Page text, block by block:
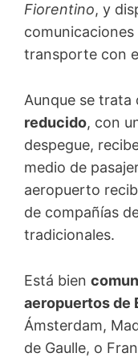
Fiorentino, y
transporte con
Aunque se trata
reducido, con
despegue,
medio de
aeropuerto
de compañías
tradicionales.
Está bien
aeropuertos de
Ámsterdam,
de Gaulle, o